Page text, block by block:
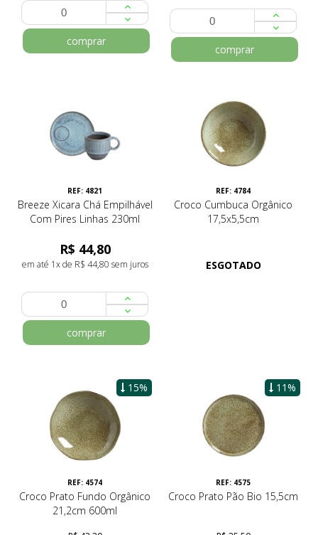
comprar
comprar
REF: 4821
Breeze Xicara Chá Empilhável
Com Pires Linhas 230ml
R$ 44,80
em até 1x de R$ 44,80 sem juros
comprar
REF: 4784
Croco Cumbuca Orgânico
17,5x5,5cm
ESGOTADO
15%
REF: 4574
Croco Prato Fundo Orgânico
21,2cm 600ml
11%
REF: 4575
Croco Prato Pão Bio 15,5cm